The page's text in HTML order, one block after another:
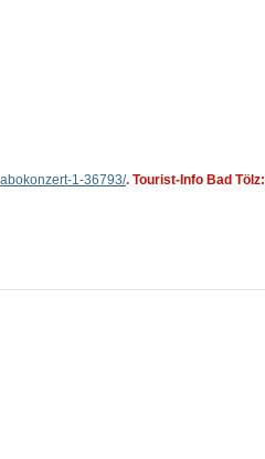
1-36793/. Tourist-Info Bad Tölz: